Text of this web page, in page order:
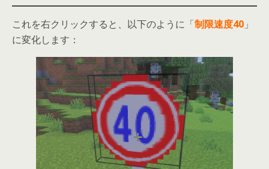
これを右クリックすると、以下のように「制限速度40 」
に変化します：